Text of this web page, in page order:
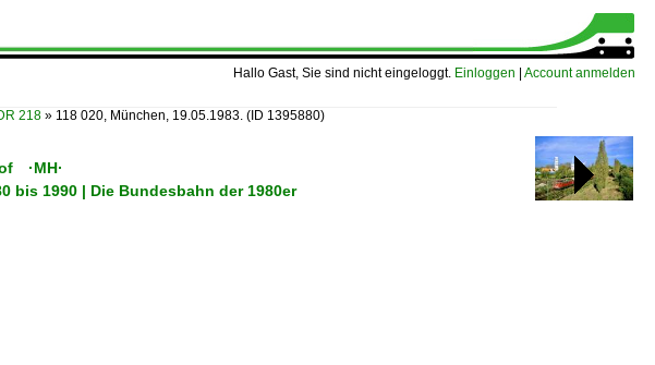
Hallo Gast, Sie sind nicht eingeloggt. Einloggen Account anmelden
218 » 118 020, München, 19.05.1983. (ID 1395880)
·MH·
bis 1990 | Die Bundesbahn der 1980er